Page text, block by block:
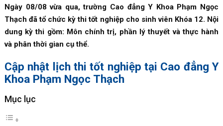
Ngày 08/08 vừa qua, trường Cao đẳng Y Khoa Phạm Ngọc
Thạch đã tổ chức kỳ thi tốt nghiệp cho sinh viên Khóa 12. Nội
dung kỳ thi gồm: Môn chính trị, phần lý thuyết và thực hành
và phân thời gian cụ thể.
Cập nhật lịch thi tốt nghiệp tại Cao đẳng Y
Khoa Phạm Ngọc Thạch
Mục lục